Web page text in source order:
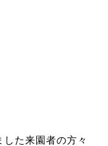
た来園者の方々